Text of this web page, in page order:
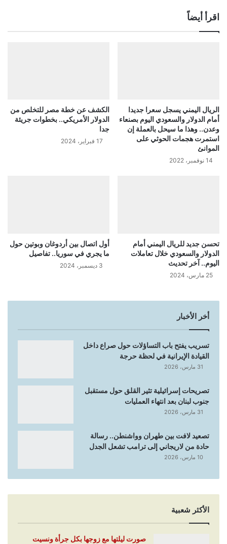
اقرأ أيضاً
الريال اليمني يسجل سعرا جديدا
أمام الدولار والسعودي اليوم بصنعاء
وعدن.. وهذا ما سيحل بالعملة إن
استمرت هجمات الحوثي على
الموانئ
14 نوفمبر، 2022
الكشف عن خطة مصر للتخلص من
الدولار الأمريكي.. بخطوات جريئة
جدا
17 فبراير، 2024
تحسن جديد للريال اليمني أمام
الدولار والسعودي خلال تعاملات
اليوم.. آخر تحديث
25 مارس، 2024
أول اتصال بين أردوغان وبوتين حول
ما يجري في سوريا.. تفاصيل
3 ديسمبر، 2024
أخر الأخبار
تسريب يفتح باب التساؤلات حول صراع داخل
القيادة الإيرانية في لحظة حرجة
31 مارس، 2026
تصريحات إسرائيلية تثير القلق حول مستقبل
جنوب لبنان بعد انتهاء العمليات
31 مارس، 2026
تصعيد لافت بين طهران وواشنطن.. رسالة
حادة من لاريجاني إلى ترامب تشعل الجدل
10 مارس، 2026
الأكثر شعبية
صورت ليلتها مع زوجها بكل جرأة ونسيت